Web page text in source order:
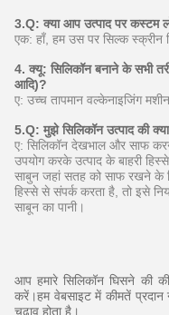
3.Q: क्या आप उत्पाद पर कस्टम
एक: हाँ, हम उस पर सिल्क
4. क्यू: सिलिकॉन बनाने के सभी
आदि)?
ए: उच्च तापमान वल्केनाइजिंग
5.Q: मुझे सिलिकॉन उत्पाद की
ए: सिलिकॉन देखभाल और साफ
उपयोग करके उत्पाद के बाहरी
साबुन जहां सतह को साफ रखने के
हिस्से से संपर्क करता है, तो इसे
साबून का पानी।
आप हमारे सिलिकॉन घिसने की
करें।हम वेबसाइट में कीमतें प्रदान
चढ़ाव होता है।